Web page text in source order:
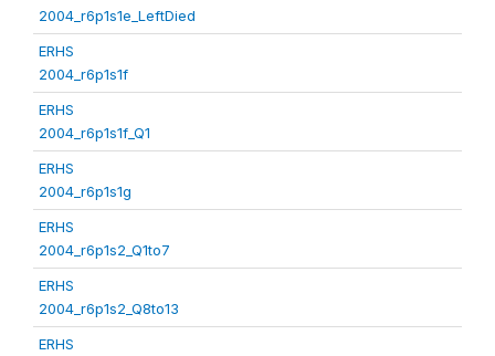
2004_r6p1s1e_LeftDied
ERHS
2004_r6p1s1f
ERHS
2004_r6p1s1f_Q1
ERHS
2004_r6p1s1g
ERHS
2004_r6p1s2_Q1to7
ERHS
2004_r6p1s2_Q8to13
ERHS